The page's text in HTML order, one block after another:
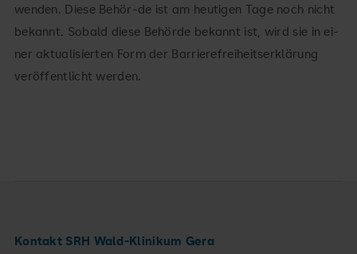
wenden. Diese Behör-de ist am heutigen Tage noch nicht
bekannt. Sobald diese Behörde bekannt ist, wird sie in ei-
ner aktualisierten Form der Barrierefreiheitserklärung
veröffentlicht werden.
Kontakt SRH Wald-Klinikum Gera